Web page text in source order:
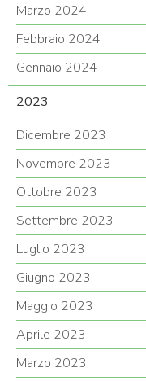
Marzo 2024
Febbraio 2024
Gennaio 2024
2023
Dicembre 2023
Novembre 2023
Ottobre 2023
Settembre 2023
Luglio 2023
Giugno 2023
Maggio 2023
Aprile 2023
Marzo 2023